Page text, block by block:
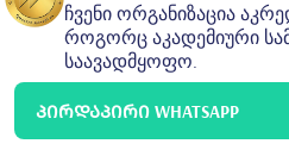
ჩვენი ორგანიზაცია
როგორც აკადემიური
საავადმყოფო.
ᲞᲘᲠᲓᲐᲞᲘᲠᲘ WHATSAPP